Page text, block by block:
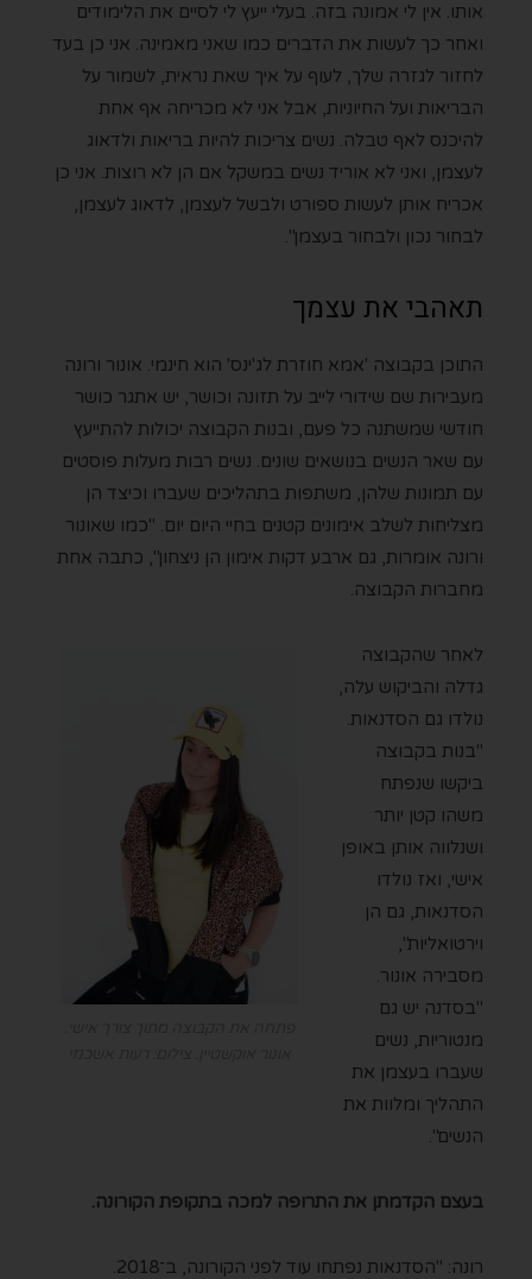
אותו. אין לי אמונה בזה. בעלי ייעץ לי לסיים את הלימודים
ואחר כך לעשות את הדברים כמו שאני מאמינה. אני כן בעד
לחזור לגזרה שלך, לעוף על איך שאת נראית, לשמור על
הבריאות ועל החיוניות, אבל אני לא מכריחה אף אחת
להיכנס לאף טבלה. נשים צריכות להיות בריאות ולדאוג
לעצמן, ואני לא אוריד נשים במשקל אם הן לא רוצות. אני כן
אכריח אותן לעשות ספורט ולבשל לעצמן, לדאוג לעצמן,
לבחור נכון ולבחור בעצמן".
תאהבי את עצמך
התוכן בקבוצה 'אמא חוזרת לג'ינס' הוא חינמי. אונור ורונה
מעבירות שם שידורי לייב על תזונה וכושר, יש אתגר כושר
חודשי שמשתנה כל פעם, ובנות הקבוצה יכולות להתייעץ
עם שאר הנשים בנושאים שונים. נשים רבות מעלות פוסטים
עם תמונות שלהן, משתפות בתהליכים שעברו וכיצד הן
מצליחות לשלב אימונים קטנים בחיי היום יום. "כמו שאונור
ורונה אומרות, גם ארבע דקות אימון הן ניצחון", כתבה אחת
מחברות הקבוצה.
לאחר שהקבוצה
גדלה והביקוש עלה,
נולדו גם הסדנאות.
"בנות בקבוצה
ביקשו שנפתח
משהו קטן יותר
ושנלווה אותן באופן
אישי, ואז נולדו
הסדנאות, גם הן
וירטואליות",
מסבירה אונור.
"בסדנה יש גם
מנטוריות, נשים
שעברו בעצמן את
התהליך ומלוות את
הנשים".
בעצם הקדמתן את התרופה למכה בתקופת הקורונה.
רונה: "הסדנאות נפתחו עוד לפני הקורונה, ב־2018.